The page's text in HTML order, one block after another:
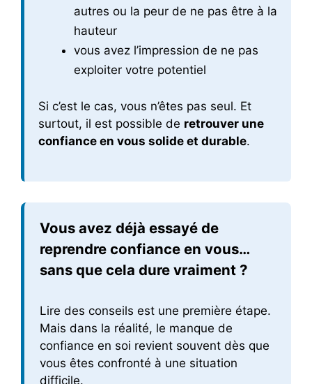
autres ou la peur de ne pas être à la
hauteur
vous avez l’impression de ne pas
exploiter votre potentiel
Si c’est le cas, vous n’êtes pas seul. Et
surtout, il est possible de retrouver une
confiance en vous solide et durable.
Vous avez déjà essayé de
reprendre confiance en vous…
sans que cela dure vraiment ?
Lire des conseils est une première étape.
Mais dans la réalité, le manque de
confiance en soi revient souvent dès que
vous êtes confronté à une situation
difficile.